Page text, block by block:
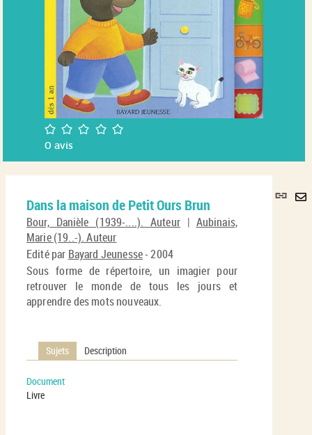
/5
0avis
Lien
Dans la maison de Petit Ours Brun
Bour, Danièle (1939-....). Auteur| Aubinais,
Marie (19..-). Auteur
Edité par Bayard Jeunesse- 2004
Sous forme de répertoire, un imagier pour
retrouver le monde de tous les jours et
apprendre des mots nouveaux.
Sujets Description
Document
Livre